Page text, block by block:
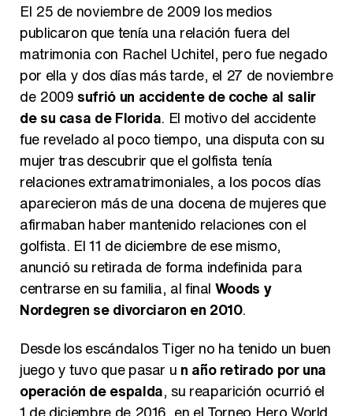
El 25 de noviembre de 2009 los medios
publicaron que tenía una relación fuera del
matrimonia con Rachel Uchitel, pero fue negado
por ella y dos días más tarde, el 27 de noviembre
de 2009 sufrió un accidente de coche al salir
de su casa de Florida. El motivo del accidente
fue revelado al poco tiempo, una disputa con su
mujer tras descubrir que el golfista tenía
relaciones extramatrimoniales, a los pocos días
aparecieron más de una docena de mujeres que
afirmaban haber mantenido relaciones con el
golfista. El 11 de diciembre de ese mismo,
anunció su retirada de forma indefinida para
centrarse en su familia, al final Woods y
Nordegren se divorciaron en 2010.
Desde los escándalos Tiger no ha tenido un buen
juego y tuvo que pasar u n año retirado por una
operación de espalda, su reaparición ocurrió el